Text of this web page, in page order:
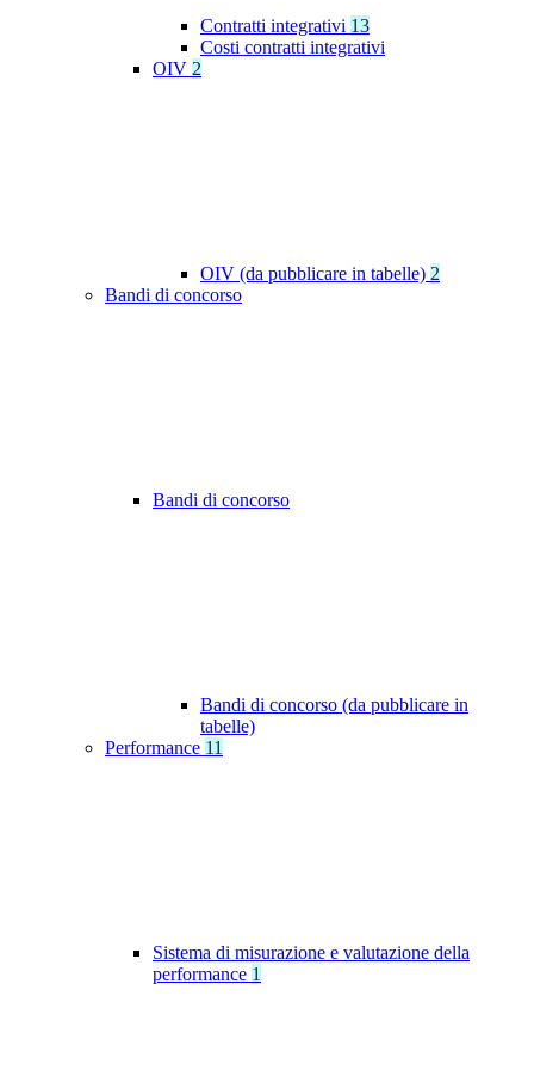
Contratti integrativi 13
Costi contratti integrativi
OIV 2
OIV (da pubblicare in tabelle) 2
Bandi di concorso
Bandi di concorso
Bandi di concorso (da pubblicare in
tabelle)
Performance 11
Sistema di misurazione e valutazione della
performance 1